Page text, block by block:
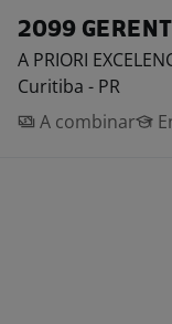
2099
A PRIORI
Curitiba - PR
A combinar